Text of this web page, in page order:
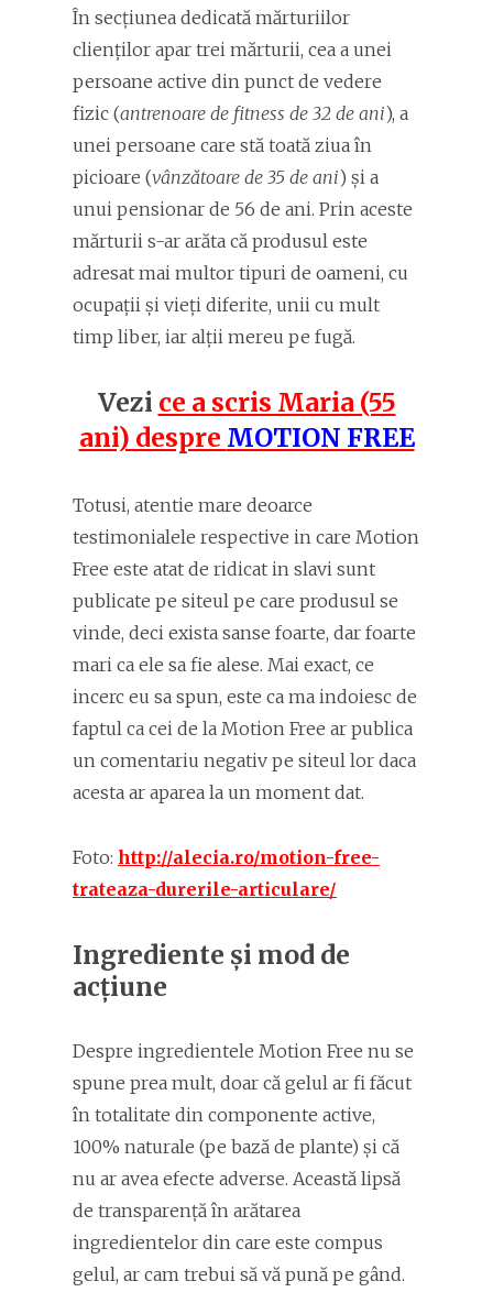
În secțiunea dedicată mărturiilor
clienților apar trei mărturii, cea a unei
persoane active din punct de vedere
fizic (antrenoare de fitness de 32 de ani), a
unei persoane care stă toată ziua în
picioare (vânzătoare de 35 de ani) și a
unui pensionar de 56 de ani. Prin aceste
mărturii s-ar arăta că produsul este
adresat mai multor tipuri de oameni, cu
ocupații și vieți diferite, unii cu mult
timp liber, iar alții mereu pe fugă.
Vezi ce a scris Maria (55
ani) despre MOTION FREE
Totusi, atentie mare deoarce
testimonialele respective in care Motion
Free este atat de ridicat in slavi sunt
publicate pe siteul pe care produsul se
vinde, deci exista sanse foarte, dar foarte
mari ca ele sa fie alese. Mai exact, ce
incerc eu sa spun, este ca ma indoiesc de
faptul ca cei de la Motion Free ar publica
un comentariu negativ pe siteul lor daca
acesta ar aparea la un moment dat.
Foto: http://alecia.ro/motion-free-
trateaza-durerile-articulare/
Ingrediente și mod de
acțiune
Despre ingredientele Motion Free nu se
spune prea mult, doar că gelul ar fi făcut
în totalitate din componente active,
100% naturale (pe bază de plante) și că
nu ar avea efecte adverse. Această lipsă
de transparență în arătarea
ingredientelor din care este compus
gelul, ar cam trebui să vă pună pe gând.